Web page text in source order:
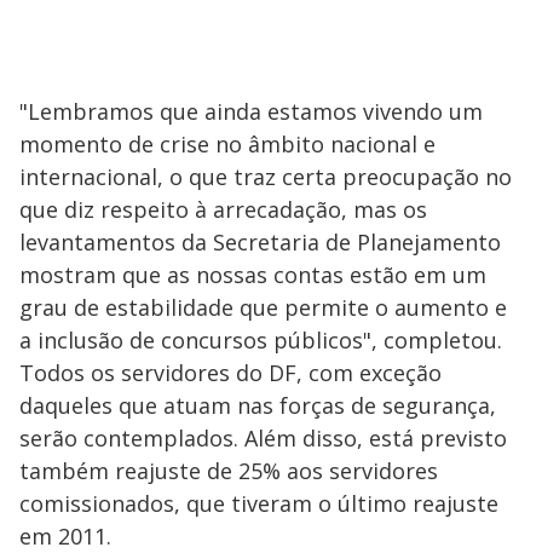
"Lembramos que ainda estamos vivendo um
momento de crise no âmbito nacional e
internacional, o que traz certa preocupação no
que diz respeito à arrecadação, mas os
levantamentos da Secretaria de Planejamento
mostram que as nossas contas estão em um
grau de estabilidade que permite o aumento e
a inclusão de concursos públicos", completou.
Todos os servidores do DF, com exceção
daqueles que atuam nas forças de segurança,
serão contemplados. Além disso, está previsto
também reajuste de 25% aos servidores
comissionados, que tiveram o último reajuste
em 2011.